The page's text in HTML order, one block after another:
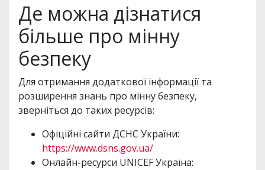
Де можна дізнатися
більше про мінну
безпеку
Для отримання додаткової інформації та
розширення знань про мінну безпеку,
зверніться до таких ресурсів:
Офіційні сайти ДСНС України:
https://www.dsns.gov.ua/
Онлайн-ресурси UNICEF Україна: